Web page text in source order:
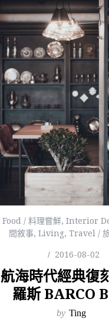
Food / 料理嘗鮮, Interior
間敘事, Living, Travel /
2016-08-02
航海時代經典復
羅斯 BARCO
by Ting